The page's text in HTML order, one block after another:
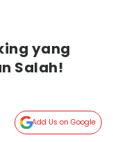
yang
Salah!
Add Us on Google